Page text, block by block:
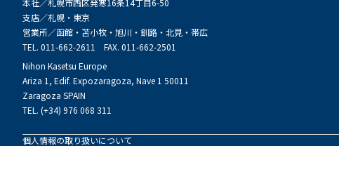
本社／札幌市西区発寒16条14丁目6-50
支店／札幌・東京
営業所／函館・苫小牧・旭川・釧路・北見・帯広
TEL. 011-662-2611 FAX. 011-662-2501
Nihon Kasetsu Europe
Ariza 1, Edif. Expozaragoza, Nave 1 50011
Zaragoza SPAIN
TEL. (+34) 976 068 311
個人情報の取り扱いについて